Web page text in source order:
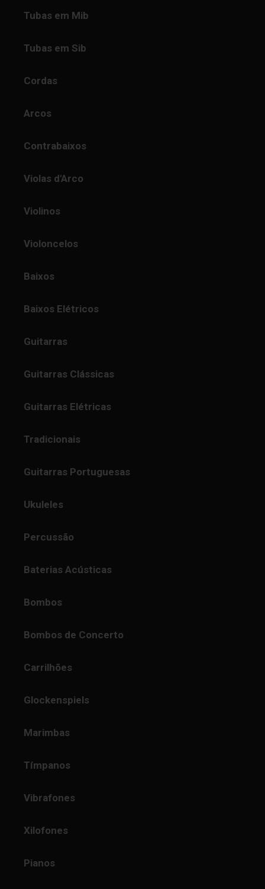
Tubas em Mib
Tubas em Sib
Cordas
Arcos
Contrabaixos
Violas d'Arco
Violinos
Violoncelos
Baixos
Baixos Elétricos
Guitarras
Guitarras Clássicas
Guitarras Elétricas
Tradicionais
Guitarras Portuguesas
Ukuleles
Percussão
Baterias Acústicas
Bombos
Bombos de Concerto
Carrilhões
Glockenspiels
Marimbas
Tímpanos
Vibrafones
Xilofones
Pianos